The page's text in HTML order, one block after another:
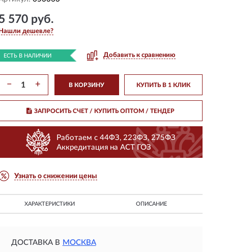
570 руб.
Нашли дешевле?
ЕСТЬ В НАЛИЧИИ Добавить к сравнению
− + В КОРЗИНУ КУПИТЬ В 1 КЛИК
ЗАПРОСИТЬ СЧЕТ / КУПИТЬ ОПТОМ/ ТЕНДЕР
Работаем с 44ФЗ, 223ФЗ, 275ФЗ
Аккредитация на АСТ ГОЗ
Узнать о снижении цены
ХАРАКТЕРИСТИКИ ОПИСАНИЕ
ДОСТАВКА В МОСКВА